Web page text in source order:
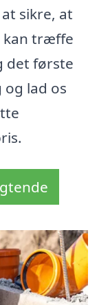
sikre, at
kan træffe
det første
lad os